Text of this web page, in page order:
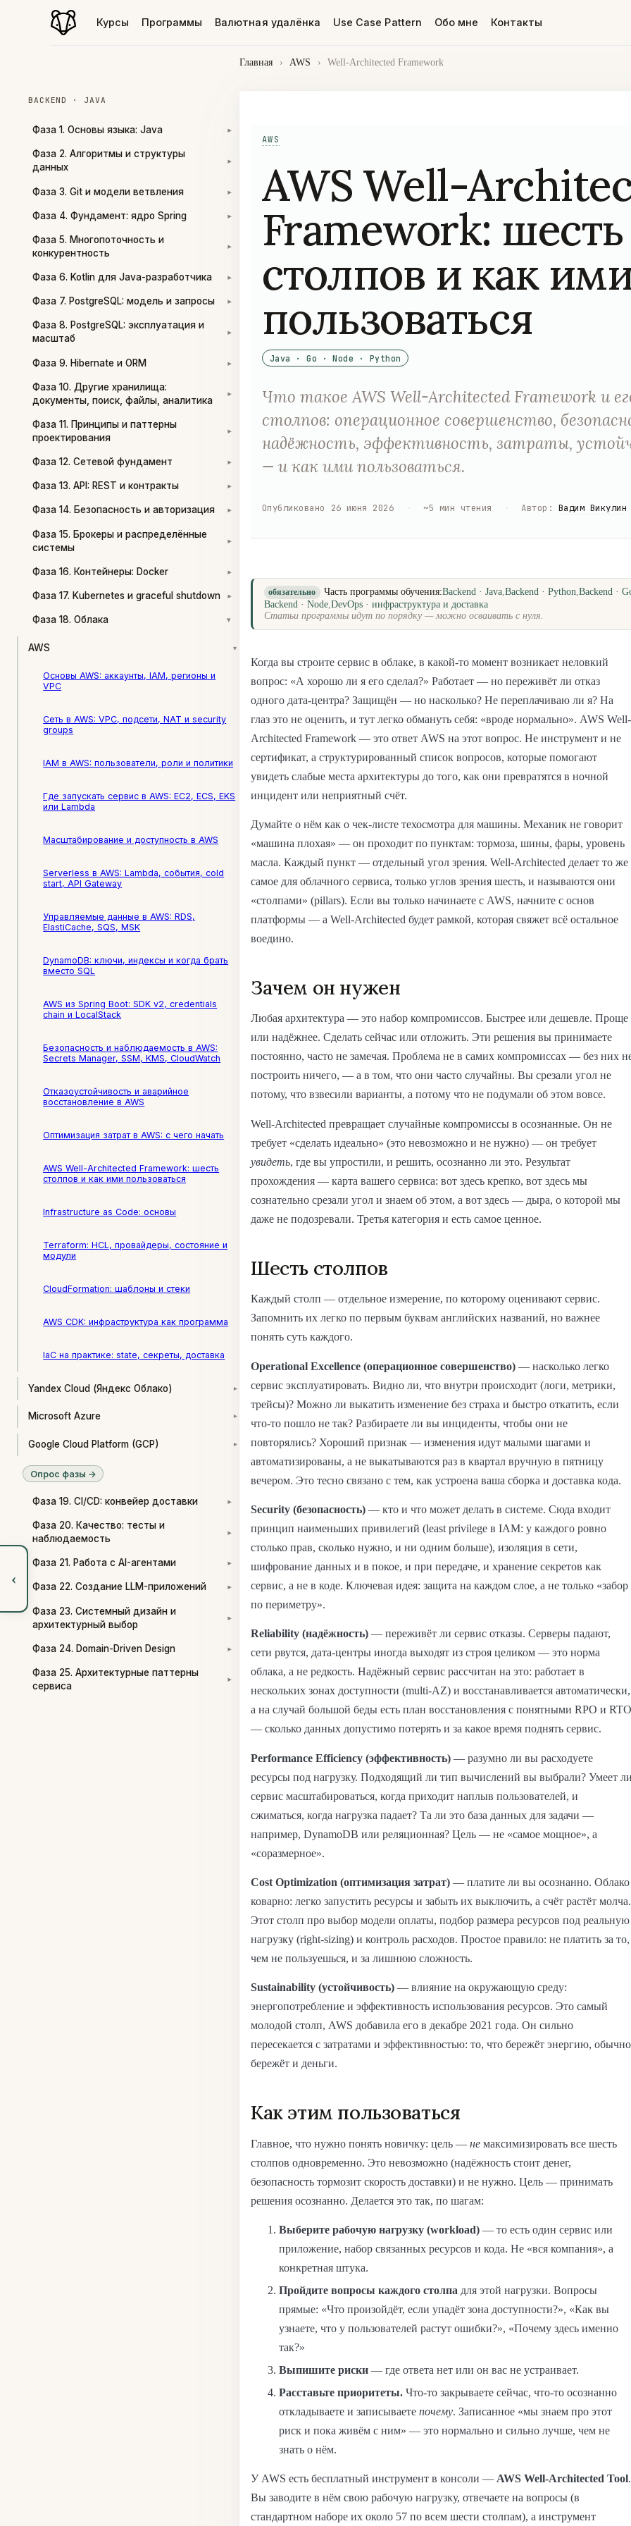
Курсы Программы Валютная удалёнка Use Case Pattern Обо мне Контакты
BACKEND · JAVA
Фаза 1. Основы языка: Java ▾
Фаза 2. Алгоритмы и структуры
данных
▾
Фаза 3. Git и модели ветвления ▾
Фаза 4. Фундамент: ядро Spring ▾
Фаза 5. Многопоточность и
конкурентность
▾
Фаза 6. Kotlin для Java-разработчика ▾
Фаза 7. PostgreSQL: модель и запросы ▾
Фаза 8. PostgreSQL: эксплуатация и
масштаб
▾
Фаза 9. Hibernate и ORM ▾
Фаза 10. Другие хранилища:
документы, поиск, файлы, аналитика
▾
Фаза 11. Принципы и паттерны
проектирования
▾
Фаза 12. Сетевой фундамент ▾
Фаза 13. API: REST и контракты ▾
Фаза 14. Безопасность и авторизация ▾
Фаза 15. Брокеры и распределённые
системы
▾
Фаза 16. Контейнеры: Docker ▾
Фаза 17. Kubernetes и graceful shutdown ▾
Фаза 18. Облака ▾
AWS ▾
Основы AWS: аккаунты, IAM, регионы и
VPC
Сеть в AWS: VPC, подсети, NAT и security
groups
IAM в AWS: пользователи, роли и политики
Где запускать сервис в AWS: EC2, ECS, EKS
или Lambda
Масштабирование и доступность в AWS
Serverless в AWS: Lambda, события, cold
start, API Gateway
Управляемые данные в AWS: RDS,
ElastiCache, SQS, MSK
DynamoDB: ключи, индексы и когда брать
вместо SQL
AWS из Spring Boot: SDK v2, credentials
chain и LocalStack
Безопасность и наблюдаемость в AWS:
Secrets Manager, SSM, KMS, CloudWatch
Отказоустойчивость и аварийное
восстановление в AWS
Оптимизация затрат в AWS: с чего начать
AWS Well-Architected Framework: шесть
столпов и как ими пользоваться
Infrastructure as Code: основы
Terraform: HCL, провайдеры, состояние и
модули
CloudFormation: шаблоны и стеки
AWS CDK: инфраструктура как программа
IaC на практике: state, секреты, доставка
Yandex Cloud (Яндекс Облако) ▾
Microsoft Azure ▾
Google Cloud Platform (GCP) ▾
Опрос фазы →
Фаза 19. CI/CD: конвейер доставки ▾
Фаза 20. Качество: тесты и
наблюдаемость
▾
Фаза 21. Работа с AI-агентами ▾
Фаза 22. Создание LLM-приложений ▾
Фаза 23. Системный дизайн и
архитектурный выбор
▾
Фаза 24. Domain-Driven Design ▾
Фаза 25. Архитектурные паттерны
сервиса
▾
‹
Главная › AWS › Well-Architected Framework
AWS
AWS Well-
Framework: шесть
столпов и как
пользоваться
Java · Go · Node · Python
Что такое AWS Well-Architected Framework и
столпов: операционное совершенство,
надёжность, эффективность, затраты,
— и как ими пользоваться.
Опубликовано 26 июня 2026 ~5 мин чтения Автор : Вадим Викулин
обязательно Часть программы обучения:Backend · Java,Backend · Python,Backend ·
Backend · Node,DevOps · инфраструктура и доставка
Статьи программы идут по порядку — можно осваивать с нуля.
Когда вы строите сервис в облаке, в какой-то момент возникает неловкий
вопрос: «А хорошо ли я его сделал?» Работает — но переживёт ли отказ
одного дата-центра? Защищён — но насколько? Не переплачиваю ли я? На
глаз это не оценить, и тут легко обмануть себя: «вроде нормально». AWS Well-
Architected Framework — это ответ AWS на этот вопрос. Не инструмент и не
сертификат, а структурированный список вопросов, которые помогают
увидеть слабые места архитектуры до того, как они превратятся в ночной
инцидент или неприятный счёт.
Думайте о нём как о чек-листе техосмотра для машины. Механик не говорит
«машина плохая» — он проходит по пунктам: тормоза, шины, фары, уровень
масла. Каждый пункт — отдельный угол зрения. Well-Architected делает то же
самое для облачного сервиса, только углов зрения шесть, и называются они
«столпами» (pillars). Если вы только начинаете с AWS, начните с основ
платформы — а Well-Architected будет рамкой, которая свяжет всё остальное
воедино.
Зачем он нужен
Любая архитектура — это набор компромиссов. Быстрее или дешевле. Проще
или надёжнее. Сделать сейчас или отложить. Эти решения вы принимаете
постоянно, часто не замечая. Проблема не в самих компромиссах — без них
построить ничего, — а в том, что они часто случайны. Вы срезали угол не
потому, что взвесили варианты, а потому что не подумали об этом вовсе.
Well-Architected превращает случайные компромиссы в осознанные. Он не
требует «сделать идеально» (это невозможно и не нужно) — он требует
увидеть, где вы упростили, и решить, осознанно ли это. Результат
прохождения — карта вашего сервиса: вот здесь крепко, вот здесь мы
сознательно срезали угол и знаем об этом, а вот здесь — дыра, о которой мы
даже не подозревали. Третья категория и есть самое ценное.
Шесть столпов
Каждый столп — отдельное измерение, по которому оценивают сервис.
Запомнить их легко по первым буквам английских названий, но важнее
понять суть каждого.
Operational Excellence (операционное совершенство) — насколько легко
сервис эксплуатировать. Видно ли, что внутри происходит (логи, метрики,
трейсы)? Можно ли выкатить изменение без страха и быстро откатить, если
что-то пошло не так? Разбираете ли вы инциденты, чтобы они не
повторялись? Хороший признак — изменения идут малыми шагами и
автоматизированы, а не выкатываются раз в квартал вручную в пятницу
вечером. Это тесно связано с тем, как устроена ваша сборка и доставка кода.
Security (безопасность) — кто и что может делать в системе. Сюда входит
принцип наименьших привилегий (least privilege в IAM: у каждого ровно
столько прав, сколько нужно, и ни одним больше), изоляция в сети,
шифрование данных и в покое, и при передаче, и хранение секретов как
сервис, а не в коде. Ключевая идея: защита на каждом слое, а не только «забор
по периметру».
Reliability (надёжность) — переживёт ли сервис отказы. Серверы падают,
сети рвутся, дата-центры иногда выходят из строя целиком — это норма
облака, а не редкость. Надёжный сервис рассчитан на это: работает в
нескольких зонах доступности (multi-AZ) и восстанавливается автоматически,
а на случай большой беды есть план восстановления с понятными RPO и RTO
— сколько данных допустимо потерять и за какое время поднять сервис.
Performance Efficiency (эффективность) — разумно ли вы расходуете
ресурсы под нагрузку. Подходящий ли тип вычислений вы выбрали? Умеет
сервис масштабироваться, когда приходит наплыв пользователей, и
сжиматься, когда нагрузка падает? Та ли это база данных для задачи —
например, DynamoDB или реляционная? Цель — не «самое мощное», а
«соразмерное».
Cost Optimization (оптимизация затрат) — платите ли вы осознанно. Облако
коварно: легко запустить ресурсы и забыть их выключить, а счёт растёт молча.
Этот столп про выбор модели оплаты, подбор размера ресурсов под реальную
нагрузку (right-sizing) и контроль расходов. Простое правило: не платить за то,
чем не пользуешься, и за лишнюю сложность.
Sustainability (устойчивость) — влияние на окружающую среду:
энергопотребление и эффективность использования ресурсов. Это самый
молодой столп, AWS добавила его в декабре 2021 года. Он сильно
пересекается с затратами и эффективностью: то, что бережёт энергию, обычно
бережёт и деньги.
Как этим пользоваться
Главное, что нужно понять новичку: цель — не максимизировать все шесть
столпов одновременно. Это невозможно (надёжность стоит денег,
безопасность тормозит скорость доставки) и не нужно. Цель — принимать
решения осознанно. Делается это так, по шагам:
Выберите рабочую нагрузку (workload) — то есть один сервис или
приложение, набор связанных ресурсов и кода. Не «вся компания», а
конкретная штука.
Пройдите вопросы каждого столпа для этой нагрузки. Вопросы
прямые: «Что произойдёт, если упадёт зона доступности?», «Как вы
узнаете, что у пользователей растут ошибки?», «Почему здесь именно
так?»
Выпишите риски — где ответа нет или он вас не устраивает.
Расставьте приоритеты. Что-то закрываете сейчас, что-то осознанно
откладываете и записываете почему. Записанное «мы знаем про этот
риск и пока живём с ним» — это нормально и сильно лучше, чем не
знать о нём.
У AWS есть бесплатный инструмент в консоли — AWS Well-Architected Tool.
Вы заводите в нём свою рабочую нагрузку, отвечаете на вопросы (в
стандартном наборе их около 57 по всем шести столпам), а инструмент